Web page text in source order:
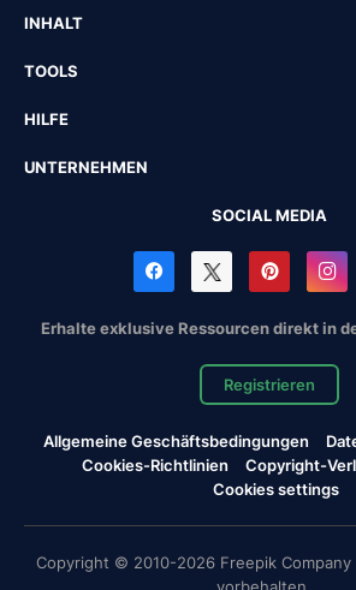
INHALT
TOOLS
HILFE
UNTERNEHMEN
SOCIAL MEDIA
Erhalte exklusive Ressourcen direkt in
Registrieren
Allgemeine Geschäftsbedingungen
Cookies-Richtlinien
Copyright-
Cookies settings
Copyright © 2010-2026 Freepik Company